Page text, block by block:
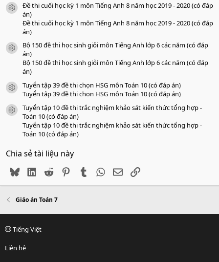
icon tài liệu
Đề thi cuối học kỳ 1 môn Tiếng Anh 8 năm học 2019 - 2020 (có đáp
án)
Đề thi cuối học kỳ 1 môn Tiếng Anh 8 năm học 2019 - 2020 (có đáp
án)
icon tài liệu
Bộ 150 đề thi học sinh giỏi môn Tiếng Anh lớp 6 các năm (có đáp
án)
Bộ 150 đề thi học sinh giỏi môn Tiếng Anh lớp 6 các năm (có đáp
án)
icon tài liệu
Tuyển tập 39 đề thi chọn HSG môn Toán 10 (có đáp án)
Tuyển tập 39 đề thi chọn HSG môn Toán 10 (có đáp án)
icon tài liệu
Tuyển tập 10 đề thi trắc nghiệm khảo sát kiến thức tổng hợp -
Toán 10 (có đáp án)
Tuyển tập 10 đề thi trắc nghiệm khảo sát kiến thức tổng hợp -
Toán 10 (có đáp án)
Chia sẻ tài liệu này
BlueskyLinkedIn
Reddit PinterestTumblr WhatsApp
EmailLink
Giáo án Toán 7
Tiếng Việt
Liên hệ